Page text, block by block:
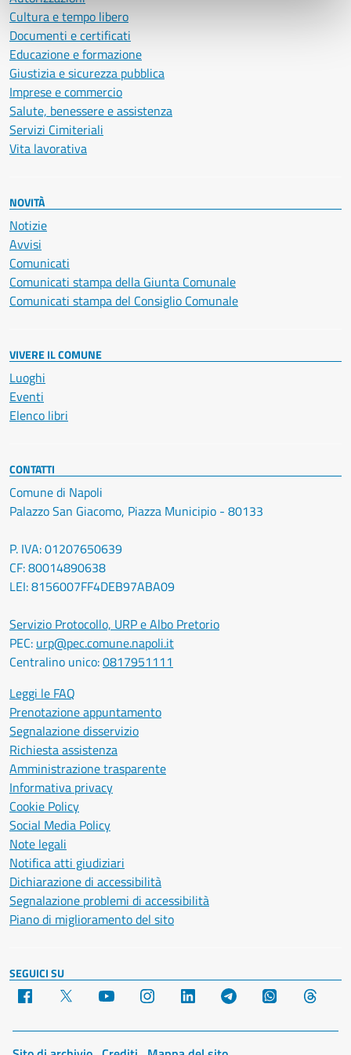
Cultura e tempo libero
Documenti e certificati
Educazione e formazione
Giustizia e sicurezza pubblica
Imprese e commercio
Salute, benessere e assistenza
Servizi Cimiteriali
Vita lavorativa
NOVITÀ
Notizie
Avvisi
Comunicati
Comunicati stampa della Giunta Comunale
Comunicati stampa del Consiglio Comunale
VIVERE IL COMUNE
Luoghi
Eventi
Elenco libri
CONTATTI
Comune di Napoli
Palazzo San Giacomo, Piazza Municipio - 80133
P. IVA: 01207650639
CF: 80014890638
LEI: 8156007FF4DEB97ABA09
Servizio Protocollo, URP e Albo Pretorio
PEC: urp@pec.comune.napoli.it
Centralino unico:0817951111
Leggi le FAQ
Prenotazione appuntamento
Segnalazione disservizio
Richiesta assistenza
Amministrazione trasparente
Informativa privacy
Cookie Policy
Social Media Policy
Note legali
Notifica atti giudiziari
Dichiarazione di accessibilità
Segnalazione problemi di accessibilità
Piano di miglioramento del sito
SEGUICI SU
Facebook YouTube Instagram LinkedIn Telegram WhatsApp